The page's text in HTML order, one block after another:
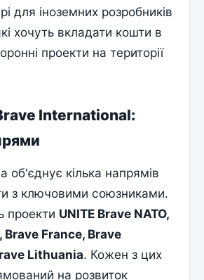
для іноземних розробників
хочуть вкладати кошти в
проекти на території
International:
об'єднує кілька напрямів
з ключовими союзниками.
проекти UNITE Brave NATO,
Brave France, Brave
Lithuania. Кожен з цих
на розвиток